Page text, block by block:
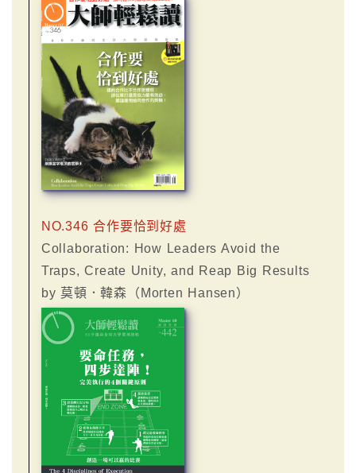
NO.346 合作要恰到好處
Collaboration: How Leaders Avoid the
Traps, Create Unity, and Reap Big Results
by 莫頓．韓森（Morten Hansen）